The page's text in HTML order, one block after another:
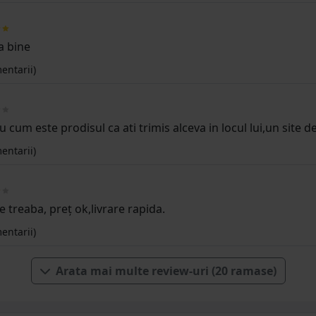
bine
cum este prodisul ca ati trimis alceva in locul lui,un site
treaba, preț ok,livrare rapida.
Arata mai multe review-uri (20 ramase)